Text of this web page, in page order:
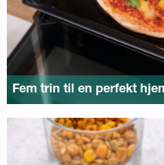
Fem trin til en perfekt